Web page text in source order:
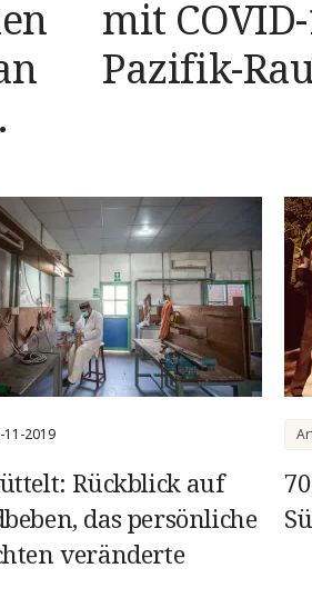
mit
Pazifik-
Rückblick auf
das persönliche
veränderte
11-2019